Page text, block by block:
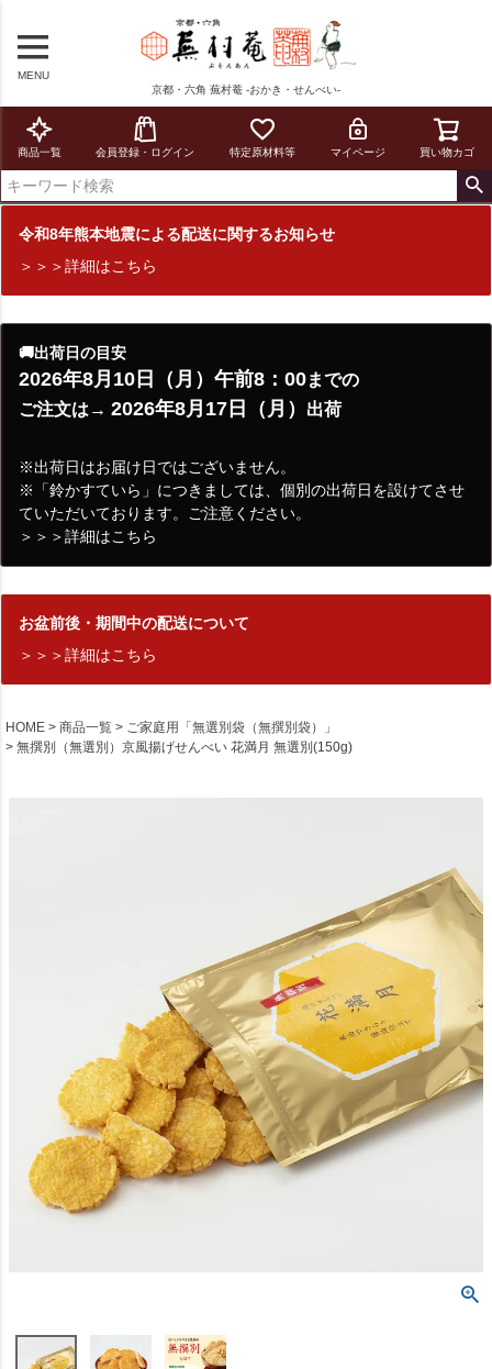
MENU
京都・六角 蕪村菴 -おかき・せんべい-
商品一覧 会員登録・ログイン 特定原材料等 マイページ 買い物カゴ
令和8年熊本地震による配送に関するお知らせ
＞＞＞詳細はこちら
🚚出荷日の目安
2026年8月10日（月）午前8：00までの
ご注文は→ 2026年8月17日（月） 出荷
※出荷日はお届け日ではございません。
※「鈴かすていら」につきましては、個別の出荷日を設けてさせ
ていただいております。ご注意ください。
＞＞＞詳細はこちら
お盆前後・期間中の配送について
＞＞＞詳細はこちら
HOME 商品一覧
ご家庭用「無選別袋（無撰別袋）」
無撰別（無選別）京風揚げせんべい 花満月 無選別(150g)